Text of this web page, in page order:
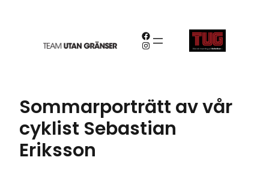
Facebook
Instagram
Sommarporträtt av vår
cyklist Sebastian
Eriksson